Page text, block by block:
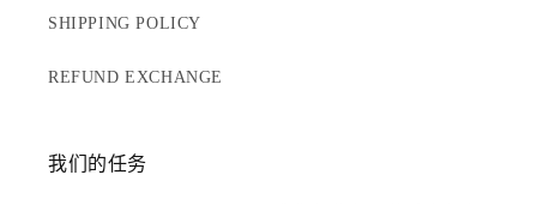
SHIPPING POLICY
REFUND EXCHANGE
我们的任务